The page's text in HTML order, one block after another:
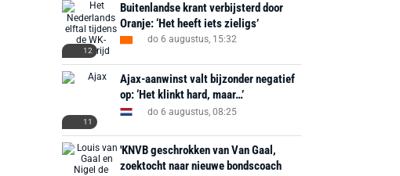
12
Buitenlandse krant verbijsterd door
Oranje: ‘Het heeft iets zieligs’
do 6 augustus, 15:32
11
Ajax-aanwinst valt bijzonder negatief
op: ‘Het klinkt hard, maar…’
do 6 augustus, 08:25
'KNVB geschrokken van Van Gaal,
zoektocht naar nieuwe bondscoach